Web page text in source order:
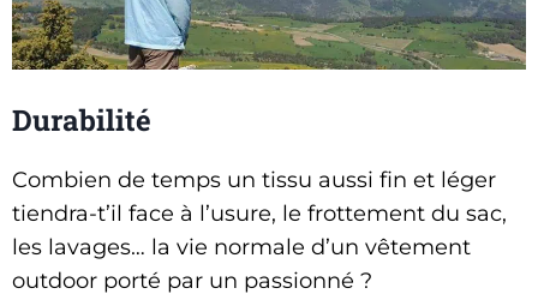
Durabilité
Combien de temps un tissu aussi fin et léger
tiendra-t’il face à l’usure, le frottement du sac,
les lavages… la vie normale d’un vêtement
outdoor porté par un passionné ?